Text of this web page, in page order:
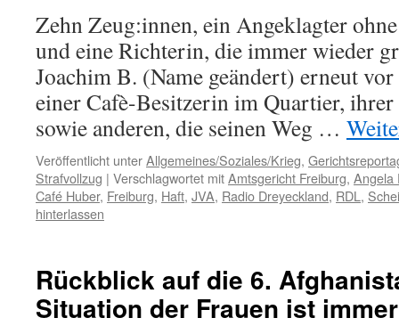
Zehn Zeug:innen, ein Angeklagter
und eine Richterin, die immer wieder
Joachim B. (Name geändert) erneut
einer Cafè-Besitzerin im Quartier,
sowie anderen, die seinen Weg …
Veröffentlicht unterAllgemeines/Soziales/Krieg,
Strafvollzug | Verschlagwortet mitAmtsgericht Freiburg, Angela
Café Huber, Freiburg, Haft, JVA, Radio Dreyeckland, RDL ,
hinterlassen
Rückblick auf die 6.
Situation der Frauen ist